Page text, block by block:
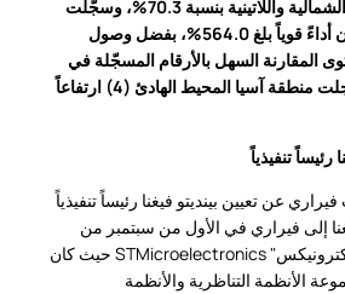
وازدادت مبيعات أمريكا الشمالية واللاتينية بنسبة 70.3%، وسجّلت
الصين وهونغ كونغ وتايوان أداءً قوياً بلغ 564.0%، بفضل وصول
المقارنة السهل بالأرقام المسجّلة في
السنة السابقة (5)، وسجلت منطقة آسيا المحيط الهادئ (4) ارتفاعاً
رئيساً تنفيذياً
أعلنت فيراري عن تعيين بينديتو فيغنا رئيساً تنفيذياً
إلى فيراري في الأول من سبتمبر من
شركة "إس تي ميكروإلكترونيكس" STMicroelectronics حيث كان
الأنظمة التناظرية والأنظمة